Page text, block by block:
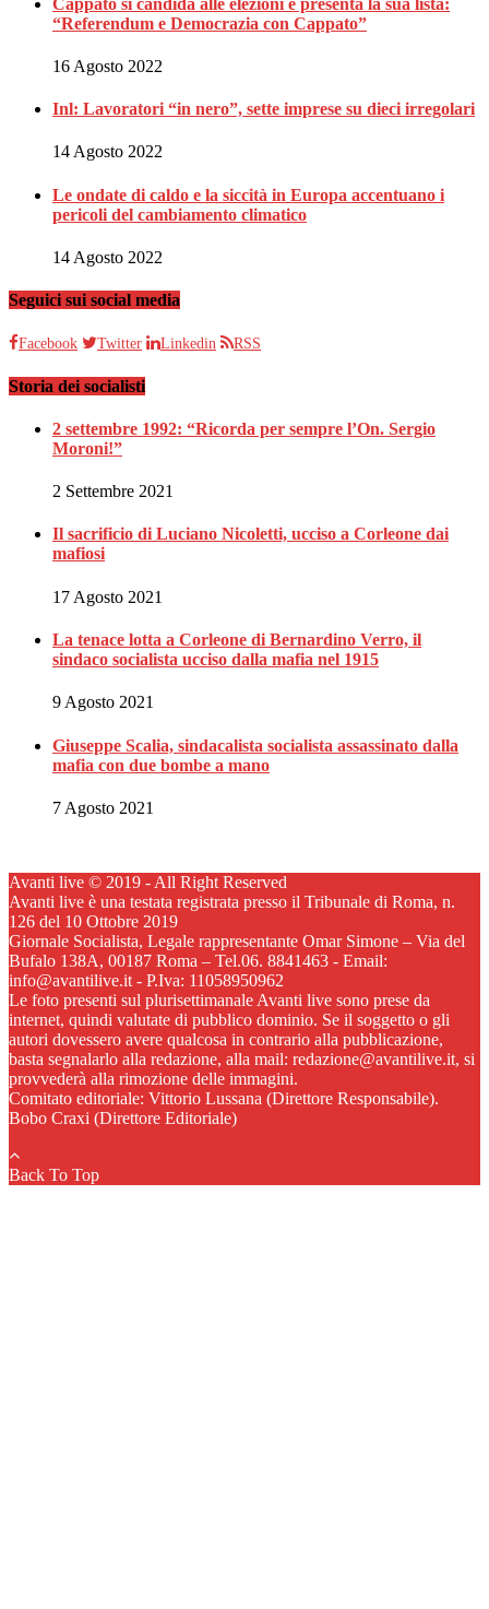
“Referendum e Democrazia con Cappato”
16 Agosto 2022
Inl: Lavoratori “in nero”, sette imprese su dieci irregolari
14 Agosto 2022
Le ondate di caldo e la siccità in Europa accentuano i
pericoli del cambiamento climatico
14 Agosto 2022
Seguici sui social media
Facebook Twitter Linkedin RSS
Storia dei socialisti
2 settembre 1992: “Ricorda per sempre l’On. Sergio
Moroni!”
2 Settembre 2021
Il sacrificio di Luciano Nicoletti, ucciso a Corleone dai
mafiosi
17 Agosto 2021
La tenace lotta a Corleone di Bernardino Verro, il
sindaco socialista ucciso dalla mafia nel 1915
9 Agosto 2021
Giuseppe Scalia, sindacalista socialista assassinato dalla
mafia con due bombe a mano
7 Agosto 2021
Avanti live © 2019 - All Right Reserved
Avanti live è una testata registrata presso il Tribunale di Roma, n.
126 del 10 Ottobre 2019
Giornale Socialista, Legale rappresentante Omar Simone – Via del
Bufalo 138A, 00187 Roma – Tel.06. 8841463 - Email:
info@avantilive.it - P.Iva: 11058950962
Le foto presenti sul plurisettimanale Avanti live sono prese da
internet, quindi valutate di pubblico dominio. Se il soggetto o gli
autori dovessero avere qualcosa in contrario alla pubblicazione,
basta segnalarlo alla redazione, alla mail: redazione@avantilive.it, si
provvederà alla rimozione delle immagini.
Comitato editoriale: Vittorio Lussana (Direttore Responsabile).
Bobo Craxi (Direttore Editoriale)
Back To Top